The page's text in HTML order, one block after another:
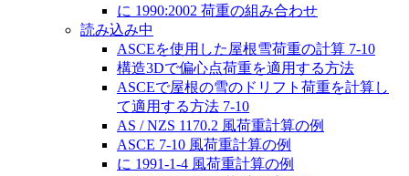
に 1990:2002 荷重の組み合わせ
読み込み中
ASCEを使用した屋根雪荷重の計算 7-10
構造3Dで偏心点荷重を適用する方法
ASCEで屋根の雪のドリフト荷重を計算し
て適用する方法 7-10
AS / NZS 1170.2 風荷重計算の例
ASCE 7-10 風荷重計算の例
に 1991-1-4 風荷重計算の例